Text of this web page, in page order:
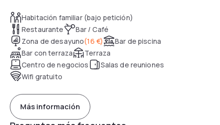
Habitación familiar (bajo petición)
Restaurante
Bar / Café
Zona de desayuno(16 €)
Bar de piscina
Bar con terraza
Terraza
Centro de negocios
Salas de reuniones
Wifi gratuito
Más información